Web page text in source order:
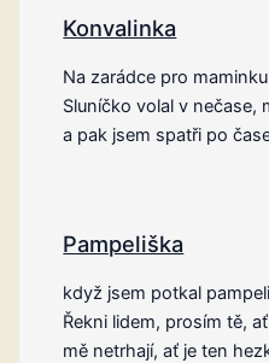
Konvalinka
Na zarádce pro
Sluníčko volal v nečase,
a pak jsem spatři po
Pampeliška
když jsem potkal
Řekni lidem, prosím tě,
mě netrhají, ať je ten